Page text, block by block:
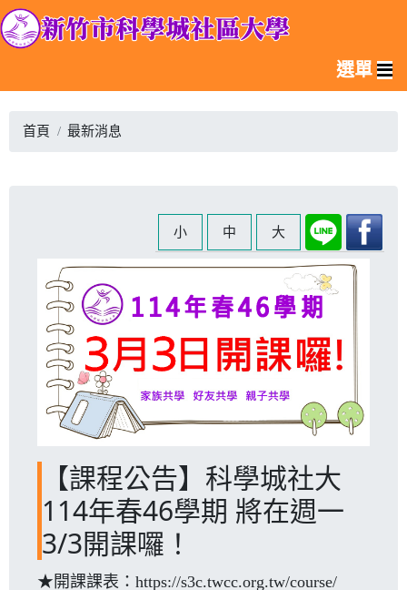
選單
首頁 最新消息
小 中 大
【課程公告】科學城社大
114年春46學期 將在週一
3/3開課囉！
★開課課表： https://s3c.twcc.org.tw/course/